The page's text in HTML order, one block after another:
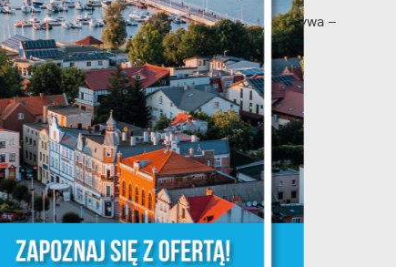
Letnia mammograficzna ofensywa –
kobieto, nie czekaj, badaj się! •
06.08.2026 Puck ul...